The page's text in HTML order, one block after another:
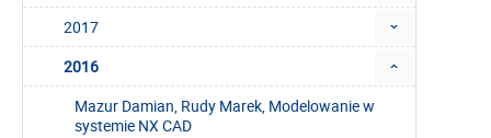
2017
2016
Mazur Damian, Rudy Marek, Modelowanie w
systemie NX CAD